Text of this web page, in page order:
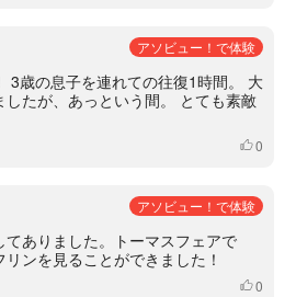
アソビュー！で体験
3歳の息子を連れての往復1時間。 大
たが、あっという間。 とても素敵
いいね
0
アソビュー！で体験
ありました。トーマスフェアで
ンを見ることができました！
いいね
0